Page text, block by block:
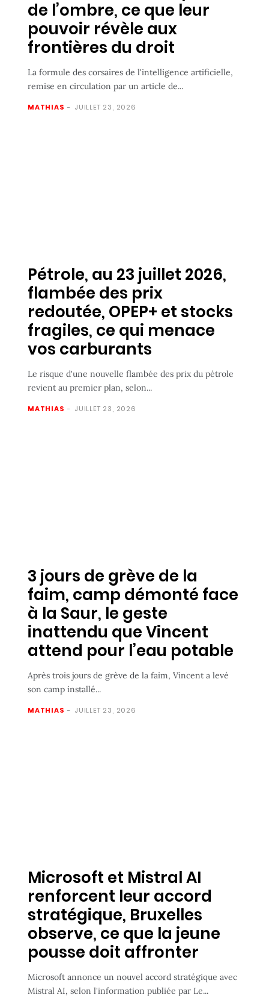
de l’ombre, ce que leur
pouvoir révèle aux
frontières du droit
La formule des corsaires de l'intelligence artificielle,
remise en circulation par un article de...
MATHIAS - JUILLET 23, 2026
Pétrole, au 23 juillet 2026,
flambée des prix
redoutée, OPEP+ et stocks
fragiles, ce qui menace
vos carburants
Le risque d'une nouvelle flambée des prix du pétrole
revient au premier plan, selon...
MATHIAS - JUILLET 23, 2026
3 jours de grève de la
faim, camp démonté face
à la Saur, le geste
inattendu que Vincent
attend pour l’eau potable
Après trois jours de grève de la faim, Vincent a levé
son camp installé...
MATHIAS - JUILLET 23, 2026
Microsoft et Mistral AI
renforcent leur accord
stratégique, Bruxelles
observe, ce que la jeune
pousse doit affronter
Microsoft annonce un nouvel accord stratégique avec
Mistral AI, selon l'information publiée par Le...